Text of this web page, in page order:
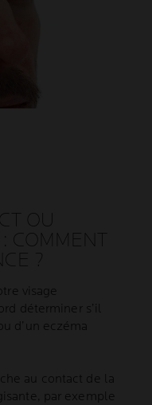
OU
COMMENT
?
visage
déterminer s’il
d’un eczéma
au contact de la
par exemple